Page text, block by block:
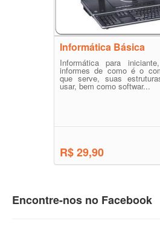
Informática Básica
Informática para
informes de como é o
que serve, suas
usar, bem como softwar...
R$ 29,90
Encontre-nos no Facebook